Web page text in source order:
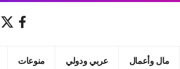
مال وأعمال عربي ودولي منوعات